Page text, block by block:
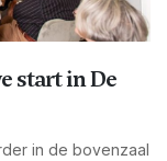
start in De
in de bovenzaal